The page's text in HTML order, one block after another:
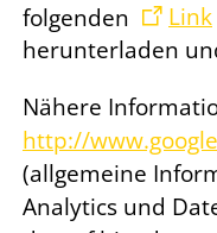
folgenden
Link
herunterladen
Nähere
http://
(allgemeine
Analytics und